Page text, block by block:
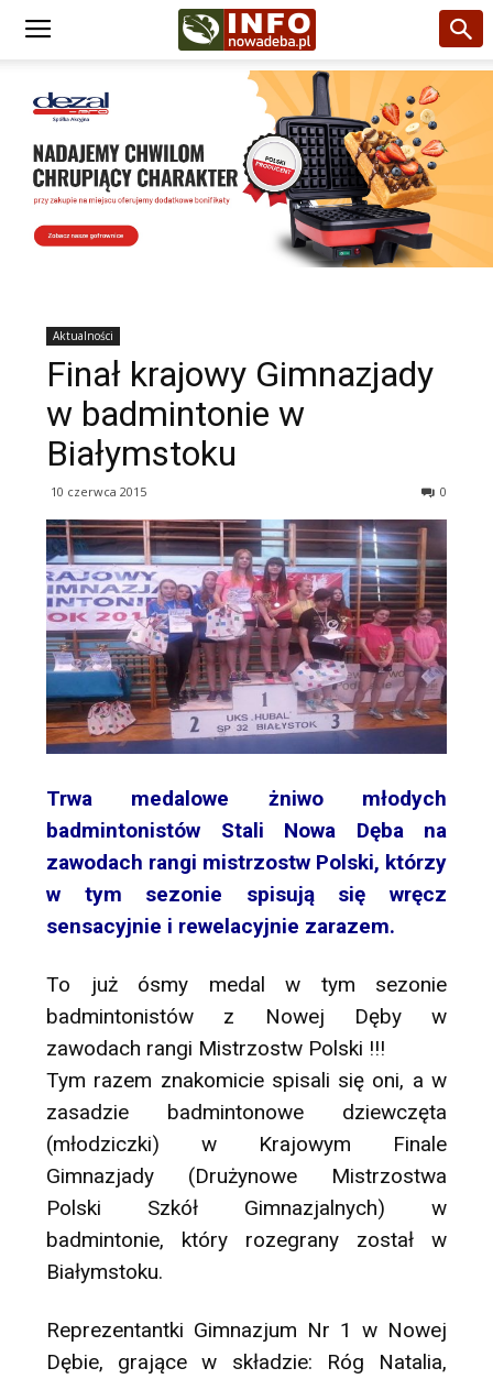
Aktualności
Finał krajowy Gimnazjady
w badmintonie w
Białymstoku
10 czerwca 2015 0
Trwa medalowe żniwo młodych
badmintonistów Stali Nowa Dęba na
zawodach rangi mistrzostw Polski, którzy
w tym sezonie spisują się wręcz
sensacyjnie i rewelacyjnie zarazem.
To już ósmy medal w tym sezonie
badmintonistów z Nowej Dęby w
zawodach rangi Mistrzostw Polski !!!
Tym razem znakomicie spisali się oni, a w
zasadzie badmintonowe dziewczęta
(młodziczki) w Krajowym Finale
Gimnazjady (Drużynowe Mistrzostwa
Polski Szkół Gimnazjalnych) w
badmintonie, który rozegrany został w
Białymstoku.
Reprezentantki Gimnazjum Nr 1 w Nowej
Dębie, grające w składzie: Róg Natalia,